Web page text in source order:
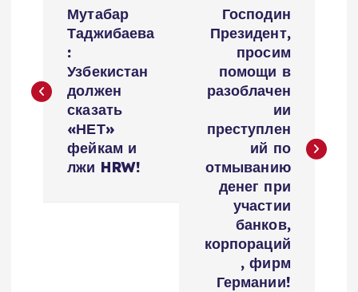
s
Мутабар
Таджибаева
:
Узбекистан
должен
сказать
«НЕТ»
фейкам и
лжи HRW!
Господин
Президент,
просим
помощи в
разоблачен
ии
преступлен
ий по
отмыванию
денег при
участии
банков,
корпораций
, фирм
Германии!